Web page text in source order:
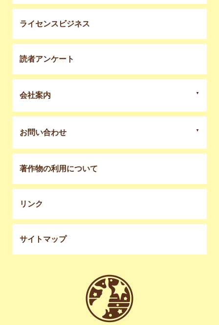
ライセンスビジネス
読者アンケート
会社案内
お問い合わせ
著作物の利用について
リンク
サイトマップ